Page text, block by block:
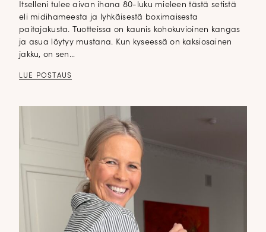
Itselleni tulee aivan ihana 80-luku mieleen tästä setistä
eli midihameesta ja lyhkäisestä boximaisesta
paitajakusta. Tuotteissa on kaunis kohokuvioinen kangas
ja asua löytyy mustana. Kun kyseessä on kaksiosainen
jakku, on sen…
LUE POSTAUS